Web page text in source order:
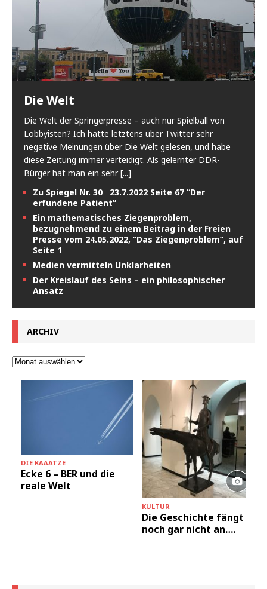
Die Welt
Die Welt der Springerpresse – auch nur Spielball von
Lobbyisten? Ich hatte letztens über Twitter sehr
negative Meinungen über Die Welt gelesen, und habe
diese Zeitung immer verteidigt. Als gelernter DDR-
Bürger hat man ein sehr[...]
Zu Spiegel Nr. 30 23.7.2022 Seite 67 “Der
erfundene Patient”
Ein mathematisches Ziegenproblem,
bezugnehmend zu einem Beitrag in der Freien
Presse vom 24.05.2022, “Das Ziegenproblem”, auf
Seite 1
Medien vermitteln Unklarheiten
Der Kreislauf des Seins – ein philosophischer
Ansatz
ARCHIV
DIE KAAATZE
Ecke 6 – BER und die
reale Welt
KULTUR
Die Geschichte fängt
noch gar nicht an….